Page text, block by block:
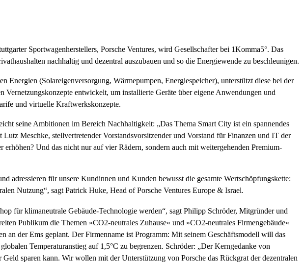
Sportwagenherstellers, Porsche Ventures, wird Gesellschafter bei 1Komma5°. Das
nachhaltig und dezentral auszubauen und so die Energiewende zu beschleunigen.
(Solareigenversorgung, Wärmepumpen, Energiespeicher), unterstützt diese bei der
entwickelt, um installierte Geräte über eigene Anwendungen und
und virtuelle Kraftwerkskonzepte.
seine Ambitionen im Bereich Nachhaltigkeit: „Das Thema Smart City ist ein spannendes
Meschke, stellvertretender Vorstandsvorsitzender und Vorstand für Finanzen und IT der
Und das nicht nur auf vier Rädern, sondern auch mit weitergehenden Premium-
adressieren für unsere Kundinnen und Kunden bewusst die gesamte Wertschöpfungskette:
Nutzung“, sagt Patrick Huke, Head of Porsche Ventures Europe & Israel.
für klimaneutrale Gebäude-Technologie werden“, sagt Philipp Schröder, Mitgründer und
Publikum die Themen »CO2-neutrales Zuhause« und »CO2-neutrales Firmengebäude«
der Ems geplant. Der Firmenname ist Programm: Mit seinem Geschäftsmodell will das
Temperaturanstieg auf 1,5°C zu begrenzen. Schröder: „Der Kerngedanke von
sparen kann. Wir wollen mit der Unterstützung von Porsche das Rückgrat der dezentralen